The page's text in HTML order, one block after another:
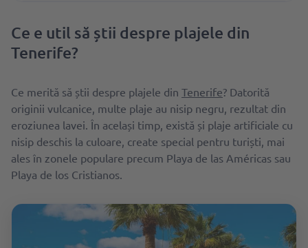
Ce e util să știi despre plajele din
Tenerife?
Ce merită să știi despre plajele din Tenerife? Datorită
originii vulcanice, multe plaje au nisip negru, rezultat din
eroziunea lavei. În același timp, există și plaje artificiale cu
nisip deschis la culoare, create special pentru turiști, mai
ales în zonele populare precum Playa de las Américas sau
Playa de los Cristianos.